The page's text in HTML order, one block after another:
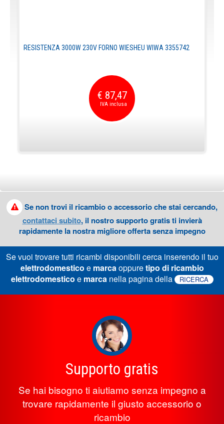
RESISTENZA 3000W 230V FORNO WIESHEU WIWA 3355742
€ 87,47
Se non trovi il ricambio o accessorio che stai cercando,
contattaci subito, il nostro supporto gratis ti invierà
rapidamente la nostra migliore offerta senza impegno
Se vuoi trovare tutti ricambi disponibili cerca inserendo il tuo
elettrodomestico e marcaoppuretipo di ricambio
elettrodomestico e marcanella pagina della RICERCA
Supporto gratis
Se hai bisogno ti aiutiamo senza impegno a
trovare rapidamente il giusto accessorio o
ricambio